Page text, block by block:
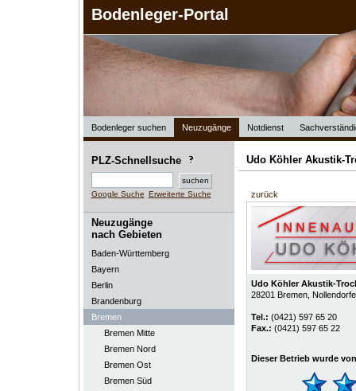
Bodenleger-Portal
Bodenleger suchen Neuzugänge Notdienst
PLZ-Schnellsuche
Google Suche Erweiterte Suche
Neuzugänge
nach Gebieten
Baden-Württemberg
Bayern
Berlin
Brandenburg
Bremen
Bremen Mitte
Bremen Nord
Bremen Ost
Bremen Süd
Udo Köhler Akustik-
zurück
Udo Köhler Akustik-
28201 Bremen,
Tel.: (0421) 597 65 20
Fax.: (0421) 597 65 22
Dieser Betrieb wurde